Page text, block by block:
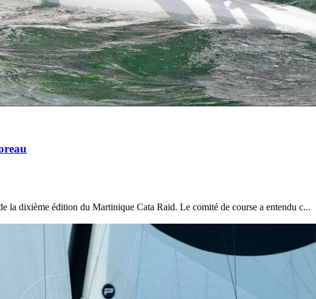
Vitesse absolue
SP80 franchit la barre mythique des
la dixième édition du Martinique Cata Raid. Le comité de course a entendu c...